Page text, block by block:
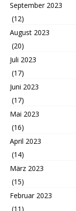
September 2023
(12)
August 2023
(20)
Juli 2023
(17)
Juni 2023
(17)
Mai 2023
(16)
April 2023
(14)
März 2023
(15)
Februar 2023
(11)